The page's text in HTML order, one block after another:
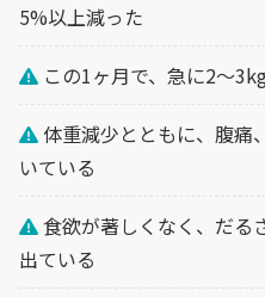
5%以上減った
この1ヶ月で、急に2〜
体重減少とともに、腹痛
いている
食欲が著しくなく、だる
出ている